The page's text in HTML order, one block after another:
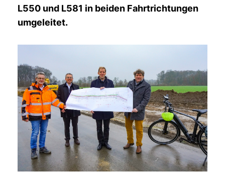
L550 und L581 in beiden Fahrtrichtungen
umgeleitet.